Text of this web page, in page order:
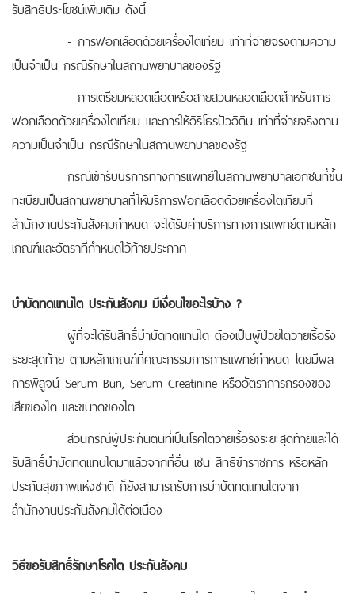
รับสิทธิประโยชน์เพิ่มเติม ดังนี้
- การฟอกเลือดด้วยเครื่องไตเทียม เท่าที่จ่ายจริงตามความ
เป็นจำเป็น กรณีรักษาในสถานพยาบาลของรัฐ
- การเตรียมหลอดเลือดหรือสายสวนหลอดเลือดสำหรับการ
ฟอกเลือดด้วยเครื่องไตเทียม และการให้อิริโธรปัวอิติน เท่าที่จ่ายจริงตาม
ความเป็นจำเป็น กรณีรักษาในสถานพยาบาลของรัฐ
กรณีเข้ารับบริการทางการแพทย์ในสถานพยาบาลเอกชนที่ขึ้น
ทะเบียนเป็นสถานพยาบาลที่ให้บริการฟอกเลือดด้วยเครื่องไตเทียมที่
สำนักงานประกันสังคมกำหนด จะได้รับค่าบริการทางการแพทย์ตามหลัก
เกณฑ์และอัตราที่กำหนดไว้ท้ายประกาศ
บำบัดทดแทนไต ประกันสังคม มีเงื่อนไขอะไรบ้าง ?
ผู้ที่จะได้รับสิทธิ์บำบัดทดแทนไต ต้องเป็นผู้ป่วยไตวายเรื้อรัง
ระยะสุดท้าย ตามหลักเกณฑ์ที่คณะกรรมการการแพทย์กำหนด โดยมีผล
การพิสูจน์ Serum Bun, Serum Creatinine หรืออัตราการกรองของ
เสียของไต และขนาดของไต
ส่วนกรณีผู้ประกันตนที่เป็นโรคไตวายเรื้อรังระยะสุดท้ายและได้
รับสิทธิ์บำบัดทดแทนไตมาแล้วจากที่อื่น เช่น สิทธิข้าราชการ หรือหลัก
ประกันสุขภาพแห่งชาติ ก็ยังสามารถรับการบำบัดทดแทนไตจาก
สำนักงานประกันสังคมได้ต่อเนื่อง
วิธีขอรับสิทธิ์รักษาโรคไต ประกันสังคม